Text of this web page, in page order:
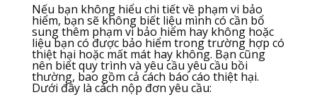
Nếu bạn không hiểu chi tiết về phạm vi bảo
hiểm, bạn sẽ không biết liệu mình có cần bổ
sung thêm phạm vi bảo hiểm hay không hoặc
liệu bạn có được bảo hiểm trong trường hợp có
thiệt hại hoặc mất mát hay không. Bạn cũng
nên biết quy trình và yêu cầu yêu cầu bồi
thường, bao gồm cả cách báo cáo thiệt hại.
Dưới đây là cách nộp đơn yêu cầu: